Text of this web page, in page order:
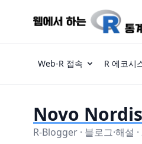
Web-R 접속 R 에코시
Novo
R-Blogger · 블로그·해설